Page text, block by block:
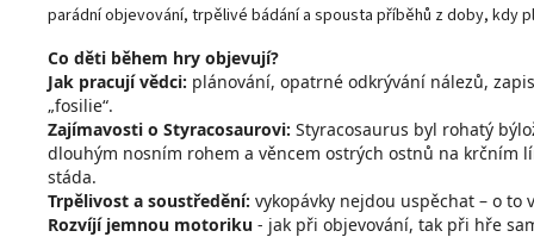
parádní objevování, trpělivé bádání a spousta příběhů z doby, kdy
Co děti během hry objevují?
Jak pracují vědci: plánování, opatrné odkrývání nálezů,
„fosilie“.
Zajímavosti o Styracosaurovi: Styracosaurus byl rohatý
dlouhým nosním rohem a věncem ostrých ostnů na krčním
stáda.
Trpělivost a soustředění: vykopávky nejdou uspěchat – o
Rozvíjí jemnou motoriku - jak při objevování, tak při hře